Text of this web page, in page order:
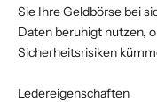
Sie Ihre Geldbörse bei
Daten beruhigt nutzen,
Sicherheitsrisiken
Ledereigenschaften